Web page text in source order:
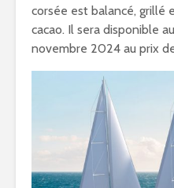
corsée est balancé, grillé
cacao. Il sera disponible
novembre 2024 au prix